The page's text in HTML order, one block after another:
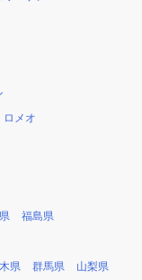
メオ
福島県
県 群馬県 山梨県